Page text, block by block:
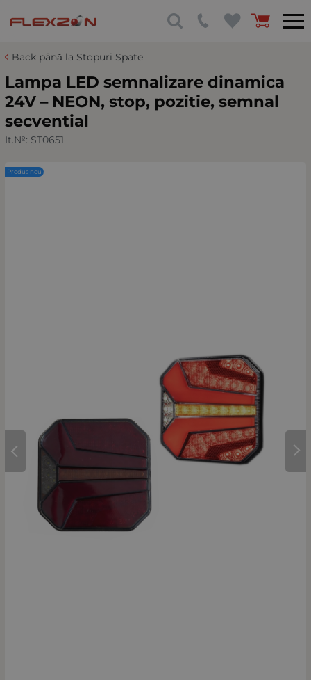
Back până la Stopuri Spate
Lampa LED semnalizare dinamica
24V – NEON, stop, pozitie, semnal
secvential
It.№: ST0651
Produs nou